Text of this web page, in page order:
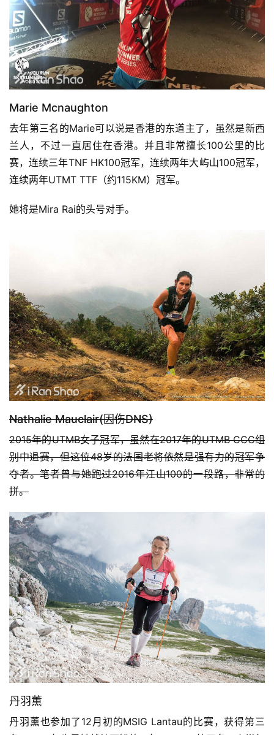
运
动
集
Marie Mcnaughton
去年第三名的Marie可以说是香港的东道主了，虽然是新西
兰人，不过一直居住在香港。并且非常擅长100公里的比
赛，连续三年TNF HK100冠军，连续两年大屿山100冠军，
连续两年UTMT TTF（约115KM）冠军。
她将是Mira Rai的头号对手。
Nathalie Mauclair(因伤DNS)
2015年的UTMB女子冠军，虽然在2017年的UTMB CCC组
别中退赛，但这位48岁的法国老将依然是强有力的冠军争
夺者。笔者曾与她跑过2016年江山100的一段路，非常的
拼。
丹羽薫
丹羽薰也参加了12月初的MSIG Lantau的比赛，获得第三